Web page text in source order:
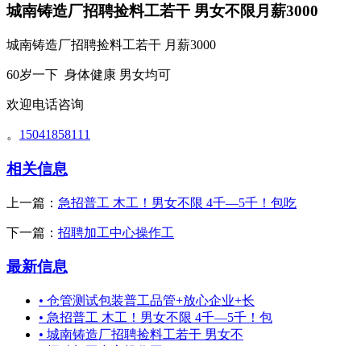
城南铸造厂招聘捡料工若干 男女不限月薪3000
城南铸造厂招聘捡料工若干 月薪3000
60岁一下 身体健康 男女均可
欢迎电话咨询
。 15041858111
相关信息
上一篇： 急招普工 木工！男女不限 4千—5千！包吃
下一篇： 招聘加工中心操作工
最新信息
• 仓管测试包装普工品管+放心企业+长
• 急招普工 木工！男女不限 4千—5千！包
• 城南铸造厂招聘捡料工若干 男女不